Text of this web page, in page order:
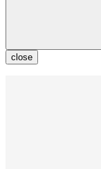
close